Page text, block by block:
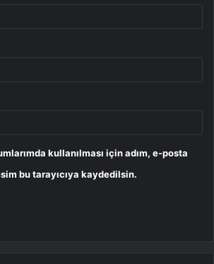
kullanılması için adım, e-posta
bu tarayıcıya kaydedilsin.